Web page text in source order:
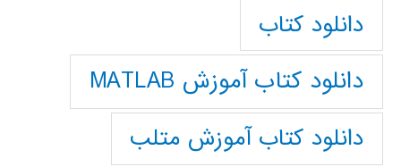
دانلود کتاب
دانلود کتاب آموزش MATLAB
دانلود کتاب آموزش متلب